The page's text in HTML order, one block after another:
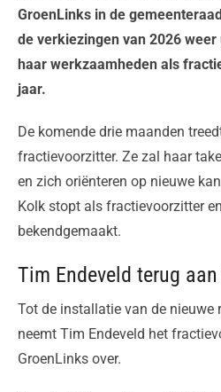
GroenLinks in de
de verkiezingen van 2026
haar werkzaamheden als
jaar.
De komende drie maanden
fractievoorzitter. Ze zal haar
en zich oriënteren op nieuwe
Kolk stopt als fractievoorzitter
bekendgemaakt.
Tim Endeveld terug
Tot de installatie van de nieuwe
neemt Tim Endeveld het
GroenLinks over.